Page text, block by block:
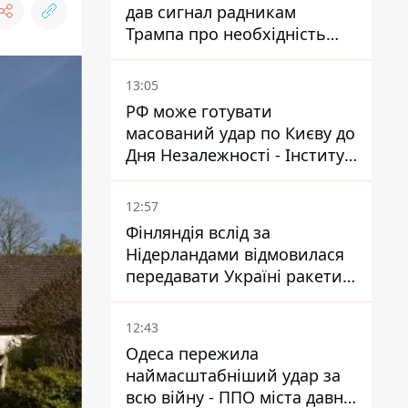
дав сигнал радникам
Трампа про необхідність
закінчувати війну з Іраном –
ЗМІ
13:05
РФ може готувати
масований удар по Києву до
Дня Незалежності - Інститут
вивчення війни
12:57
Фінляндія вслід за
Нідерландами відмовилася
передавати Україні ракети
ППО Patriot
12:43
Одеса пережила
наймасштабніший удар за
всю війну - ППО міста давно